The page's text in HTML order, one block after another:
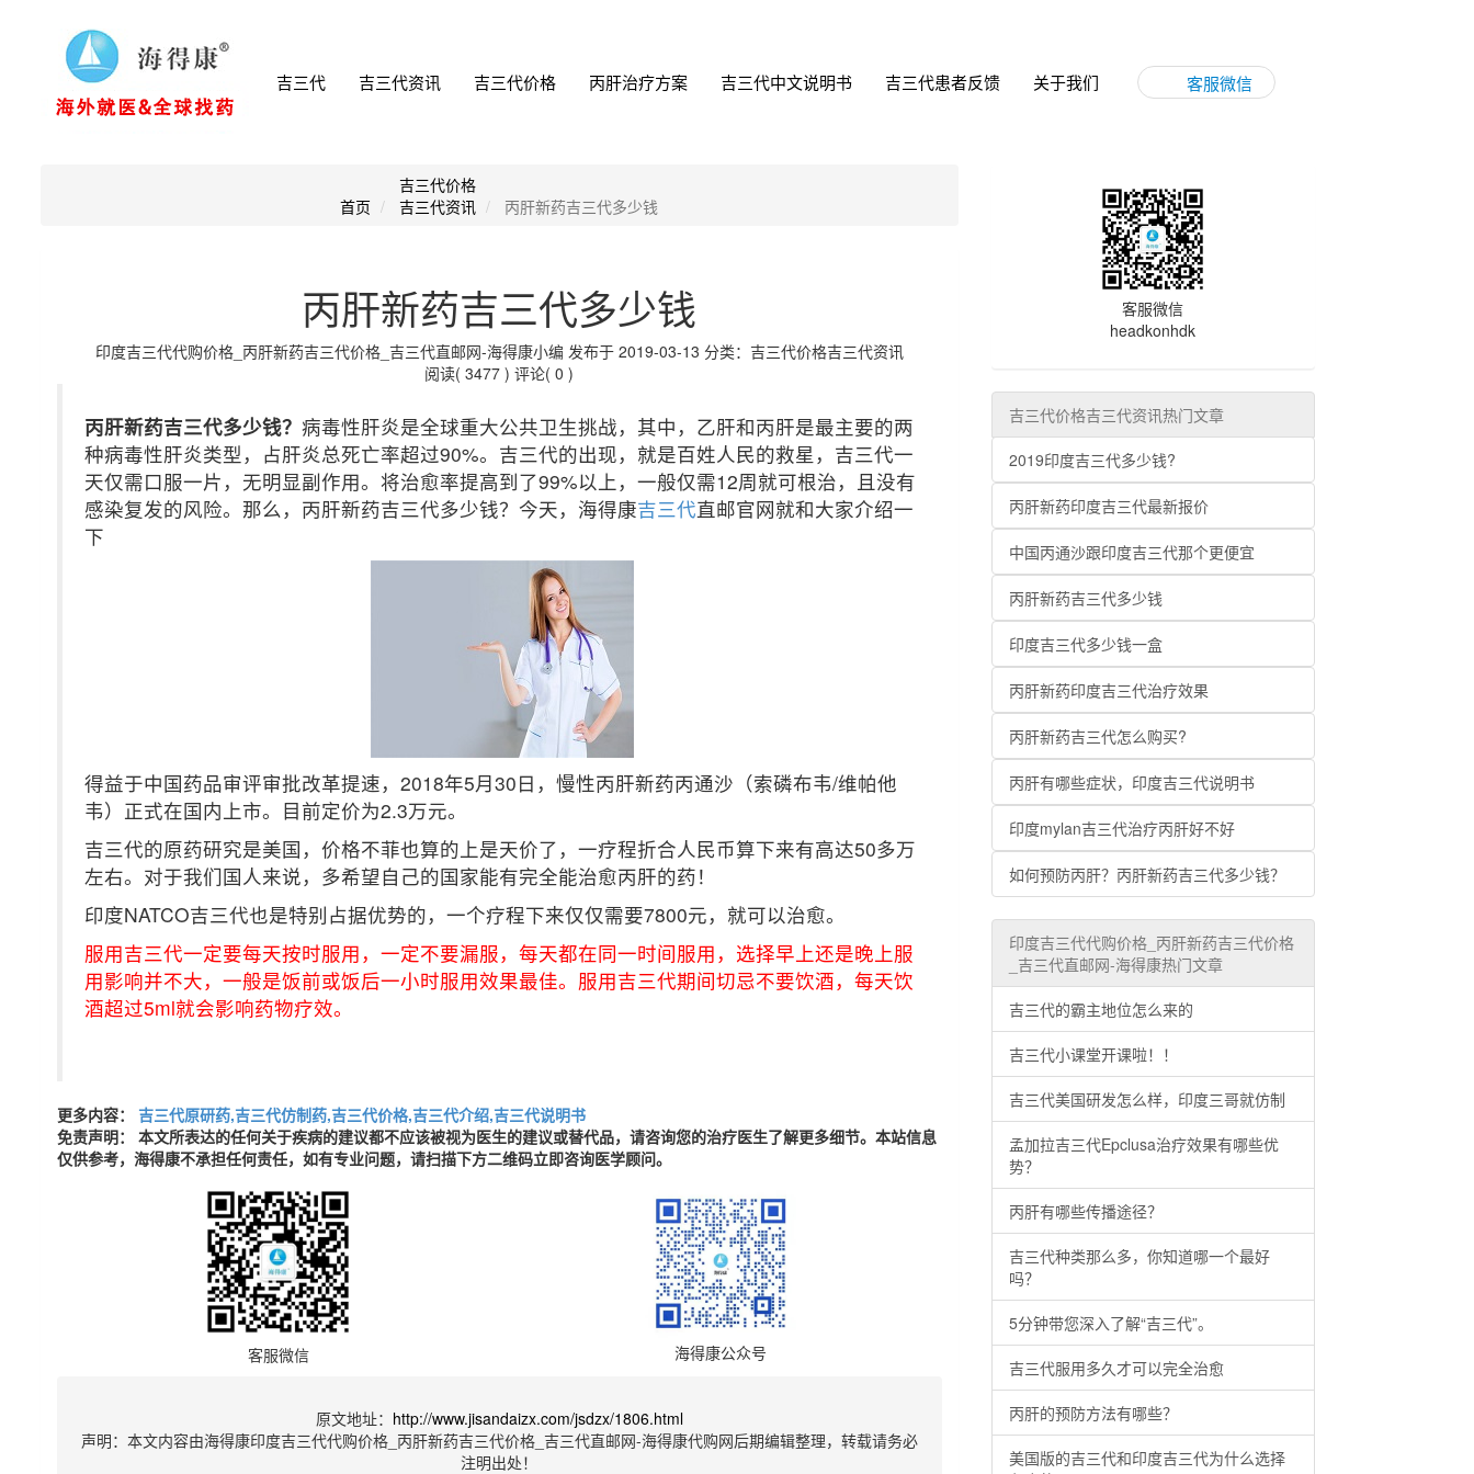
吉三代 吉三代资讯 吉三代价格 丙肝治疗方案 吉三代中文说明书 吉三代患者反馈 关于我们 客服微信
首页
吉三代价格
吉三代资讯
丙肝新药吉三代多少钱
丙肝新药吉三代多少钱
印度吉三代代购价格_丙肝新药吉三代价格_吉三代直邮网-海得康小编 发布于 2019-03-13 分类：吉三代价格吉三代资讯
阅读( 3477 ) 评论( 0 )
丙肝新药吉三代多少钱？ 病毒性肝炎是全球重大公共卫生挑战，其中，乙肝和丙肝是最主要的两
种病毒性肝炎类型，占肝炎总死亡率超过90%。吉三代的出现，就是百姓人民的救星，吉三代一
天仅需口服一片，无明显副作用。将治愈率提高到了99%以上，一般仅需12周就可根治，且没有
感染复发的风险。那么，丙肝新药吉三代多少钱？今天，海得康吉三代直邮官网就和大家介绍一
下
得益于中国药品审评审批改革提速，2018年5月30日，慢性丙肝新药丙通沙（索磷布韦/维帕他
韦）正式在国内上市。目前定价为2.3万元。
吉三代的原药研究是美国，价格不菲也算的上是天价了，一疗程折合人民币算下来有高达50多万
左右。对于我们国人来说，多希望自己的国家能有完全能治愈丙肝的药！
印度NATCO吉三代也是特别占据优势的，一个疗程下来仅仅需要7800元，就可以治愈。
服用吉三代一定要每天按时服用，一定不要漏服，每天都在同一时间服用，选择早上还是晚上服
用影响并不大，一般是饭前或饭后一小时服用效果最佳。服用吉三代期间切忌不要饮酒，每天饮
酒超过5ml就会影响药物疗效。
更多内容：
吉三代原研药,吉三代仿制药,吉三代价格,吉三代介绍,吉三代说明书
免责声明： 本文所表达的任何关于疾病的建议都不应该被视为医生的建议或替代品，请咨询您的治疗医生了解更多细节。本站信息
仅供参考，海得康不承担任何责任，如有专业问题，请扫描下方二维码立即咨询医学顾问。
客服微信 海得康公众号
原文地址： http://www.jisandaizx.com/jsdzx/1806.html
声明：本文内容由海得康印度吉三代代购价格_丙肝新药吉三代价格_吉三代直邮网-海得康代购网后期编辑整理，转载请务必
注明出处！
客服微信
headkonhdk
吉三代价格吉三代资讯热门文章
2019印度吉三代多少钱?
丙肝新药印度吉三代最新报价
中国丙通沙跟印度吉三代那个更便宜
丙肝新药吉三代多少钱
印度吉三代多少钱一盒
丙肝新药印度吉三代治疗效果
丙肝新药吉三代怎么购买?
丙肝有哪些症状，印度吉三代说明书
印度mylan吉三代治疗丙肝好不好
如何预防丙肝？丙肝新药吉三代多少钱？
印度吉三代代购价格_丙肝新药吉三代价格
_吉三代直邮网-海得康热门文章
吉三代的霸主地位怎么来的
吉三代小课堂开课啦！！
吉三代美国研发怎么样，印度三哥就仿制
孟加拉吉三代Epclusa治疗效果有哪些优
势？
丙肝有哪些传播途径？
吉三代种类那么多，你知道哪一个最好
吗？
5分钟带您深入了解“吉三代”。
吉三代服用多久才可以完全治愈
丙肝的预防方法有哪些？
美国版的吉三代和印度吉三代为什么选择